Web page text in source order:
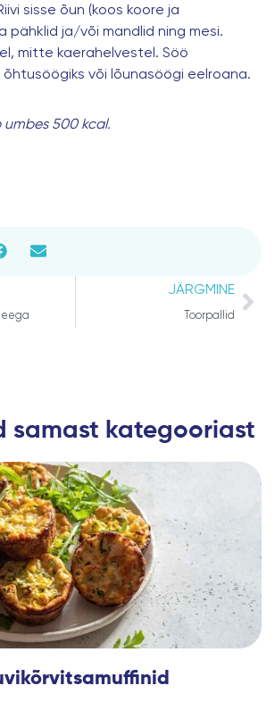
sisse õun (koos koore ja
pähklid ja/või mandlid ning mesi.
mitte kaerahelvestel. Söö
õhtusöögiks või lõunasöögi eelroana.
umbes 500 kcal.
JÄRGMINE
Toorpallid
samast kategooriast